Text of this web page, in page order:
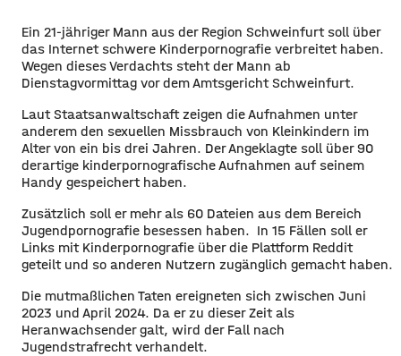
Ein 21-jähriger Mann aus der Region Schweinfurt soll über
das Internet schwere Kinderpornografie verbreitet haben.
Wegen dieses Verdachts steht der Mann ab
Dienstagvormittag vor dem Amtsgericht Schweinfurt.
Laut Staatsanwaltschaft zeigen die Aufnahmen unter
anderem den sexuellen Missbrauch von Kleinkindern im
Alter von ein bis drei Jahren. Der Angeklagte soll über 90
derartige kinderpornografische Aufnahmen auf seinem
Handy gespeichert haben.
Zusätzlich soll er mehr als 60 Dateien aus dem Bereich
Jugendpornografie besessen haben. In 15 Fällen soll er
Links mit Kinderpornografie über die Plattform Reddit
geteilt und so anderen Nutzern zugänglich gemacht haben.
Die mutmaßlichen Taten ereigneten sich zwischen Juni
2023 und April 2024. Da er zu dieser Zeit als
Heranwachsender galt, wird der Fall nach
Jugendstrafrecht verhandelt.